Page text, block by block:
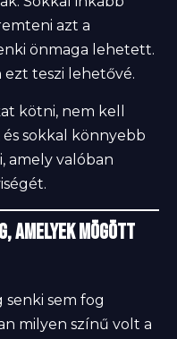
azt a
önmaga lehetett.
teszi lehetővé.
kötni, nem kell
sokkal könnyebb
amely valóban
amelyek mögött
sem fog
milyen színű volt a